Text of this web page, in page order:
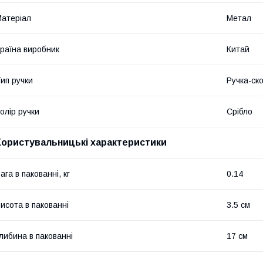
Метал
виробник Китай
ручки Ручка-
ручки Срібло
характеристики
в пакованні, кг 0.14
в пакованні 3.5 см
в пакованні 17 см